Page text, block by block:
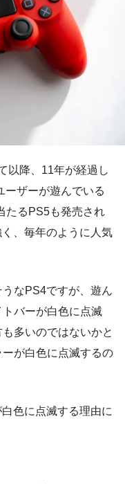
以降、11年が経過し
ーザーが遊んでいる
たるPS5も発売され
、毎年のように人気
なPS4ですが、遊ん
バーが白色に点滅
多いのではないかと
が白色に点滅するの
色に点滅する理由に